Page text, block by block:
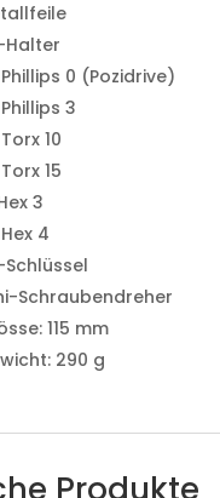
Halter
0 (Pozidrive)
3
10
15
3
4
Schlüssel
Schraubendreher
115 mm
290 g